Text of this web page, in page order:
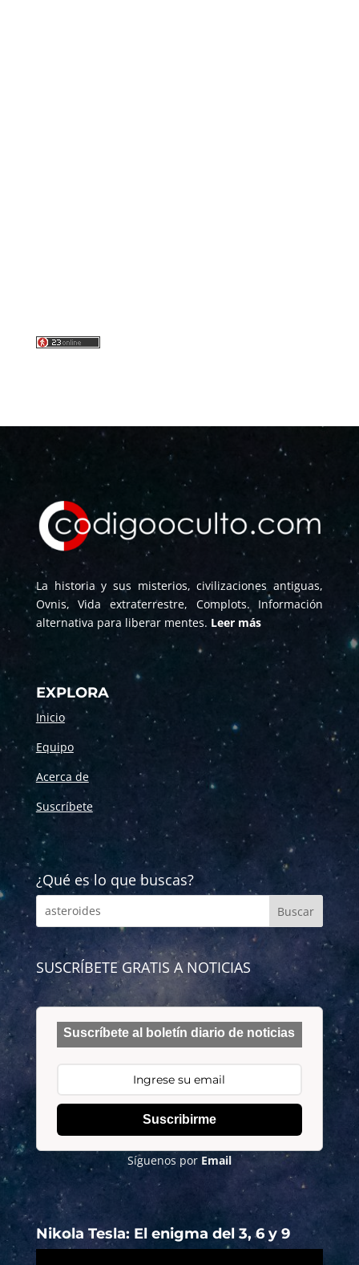
La historia y sus misterios, civilizaciones antiguas,
Ovnis, Vida extraterrestre, Complots. Información
alternativa para liberar mentes. Leer más
EXPLORA
Inicio
Equipo
Acerca de
Suscríbete
¿Qué es lo que buscas?
SUSCRÍBETE GRATIS A NOTICIAS
Suscríbete al boletín diario de noticias
Suscribirme
Síguenos por Email
Nikola Tesla: El enigma del 3, 6 y 9